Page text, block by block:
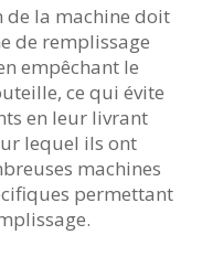
de la machine doit
de remplissage
empêchant le
ce qui évite
en leur livrant
lequel ils ont
machines
permettant